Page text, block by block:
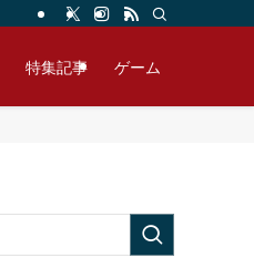
特集記事 ゲーム